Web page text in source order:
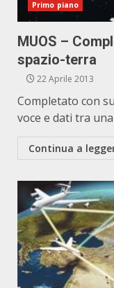
Primo piano
MUOS –
spazio-terra
22 Aprile 2013
Completato con
voce e dati tra
Continua a